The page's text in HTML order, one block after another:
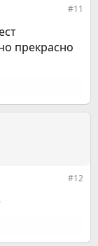
#11
прекрасно
#12